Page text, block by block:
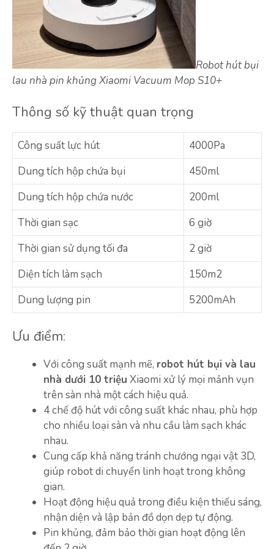
Robot hút bụi
lau nhà pin khủng Xiaomi Vacuum Mop S10+
Thông số kỹ thuật quan trọng
Công suất lực hút
4000Pa
Dung tích hộp chứa bụi
450ml
Dung tích hộp chứa nước
200ml
Thời gian sạc
6 giờ
Thời gian sử dụng tối đa
2 giờ
Diện tích làm sạch
150m2
Dung lượng pin
5200mAh
Ưu điểm:
Với công suất mạnh mẽ, robot hút bụi và lau
nhà dưới 10 triệu Xiaomi xử lý mọi mảnh vụn
trên sàn nhà một cách hiệu quả.
4 chế độ hút với công suất khác nhau, phù hợp
cho nhiều loại sàn và nhu cầu làm sạch khác
nhau.
Cung cấp khả năng tránh chướng ngại vật 3D,
giúp robot di chuyển linh hoạt trong không
gian.
Hoạt động hiệu quả trong điều kiện thiếu sáng,
nhận diện và lập bản đồ dọn dẹp tự động.
Pin khủng, đảm bảo thời gian hoạt động lên